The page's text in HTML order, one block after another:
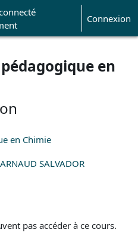
de recherche Connexion
en
en Chimie
ARNAUD SALVADOR
pas accéder à ce cours.